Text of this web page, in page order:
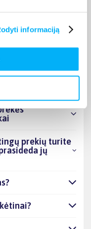
informaciją
iš Gimnastikos lankai
biure Kaune.
prekių turite
jų